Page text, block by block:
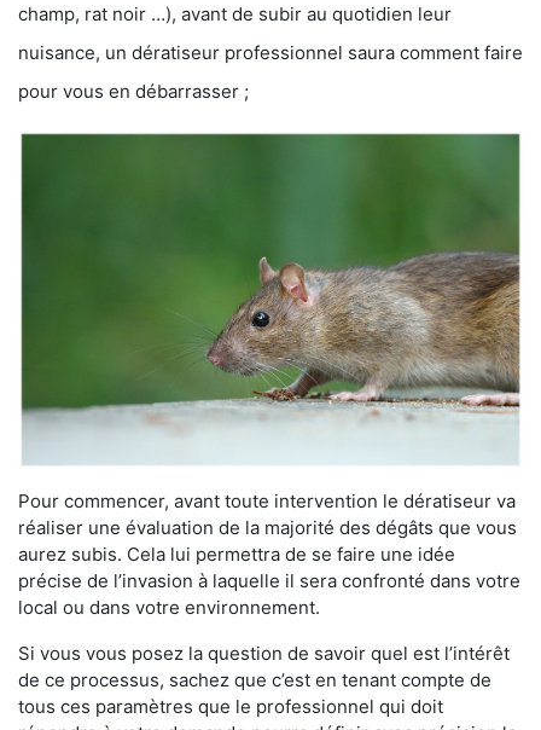
champ, rat noir …), avant de subir au quotidien leur
nuisance, un dératiseur professionnel saura comment faire
pour vous en débarrasser ;
Pour commencer, avant toute intervention le dératiseur va
réaliser une évaluation de la majorité des dégâts que vous
aurez subis. Cela lui permettra de se faire une idée
précise de l’invasion à laquelle il sera confronté dans votre
local ou dans votre environnement.
Si vous vous posez la question de savoir quel est l’intérêt
de ce processus, sachez que c’est en tenant compte de
tous ces paramètres que le professionnel qui doit